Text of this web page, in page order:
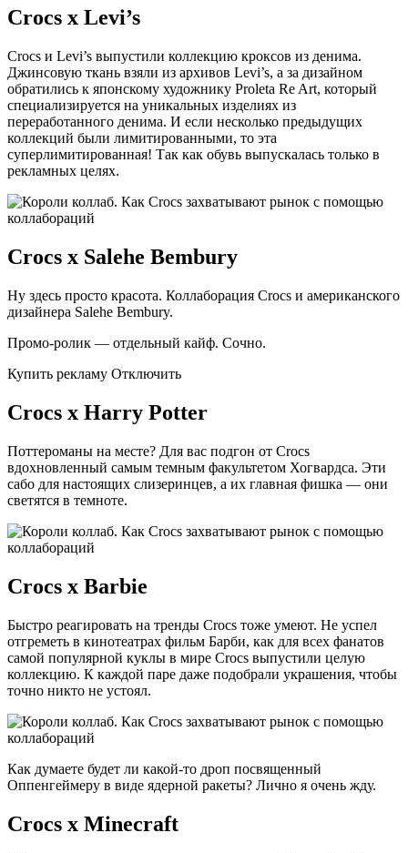
Crocs х Levi’s
Crocs и Levi’s выпустили коллекцию кроксов из денима.
Джинсовую ткань взяли из архивов Levi’s, а за дизайном
обратились к японскому художнику Proleta Re Art, который
специализируется на уникальных изделиях из
переработанного денима. И если несколько предыдущих
коллекций были лимитированными, то эта
суперлимитированная! Так как обувь выпускалась только в
рекламных целях.
Crocs х Salehe Bembury
Ну здесь просто красота. Коллаборация Crocs и американского
дизайнера Salehe Bembury.
Промо-ролик — отдельный кайф. Сочно.
Купить рекламу Отключить
Crocs х Harry Potter
Поттероманы на месте? Для вас подгон от Crocs
вдохновленный самым темным факультетом Хогвардса. Эти
сабо для настоящих слизеринцев, а их главная фишка — они
светятся в темноте.
Crocs х Barbie
Быстро реагировать на тренды Crocs тоже умеют. Не успел
отгреметь в кинотеатрах фильм Барби, как для всех фанатов
самой популярной куклы в мире Crocs выпустили целую
коллекцию. К каждой паре даже подобрали украшения, чтобы
точно никто не устоял.
Как думаете будет ли какой-то дроп посвященный
Оппенгеймеру в виде ядерной ракеты? Лично я очень жду.
Crocs х Minecraft